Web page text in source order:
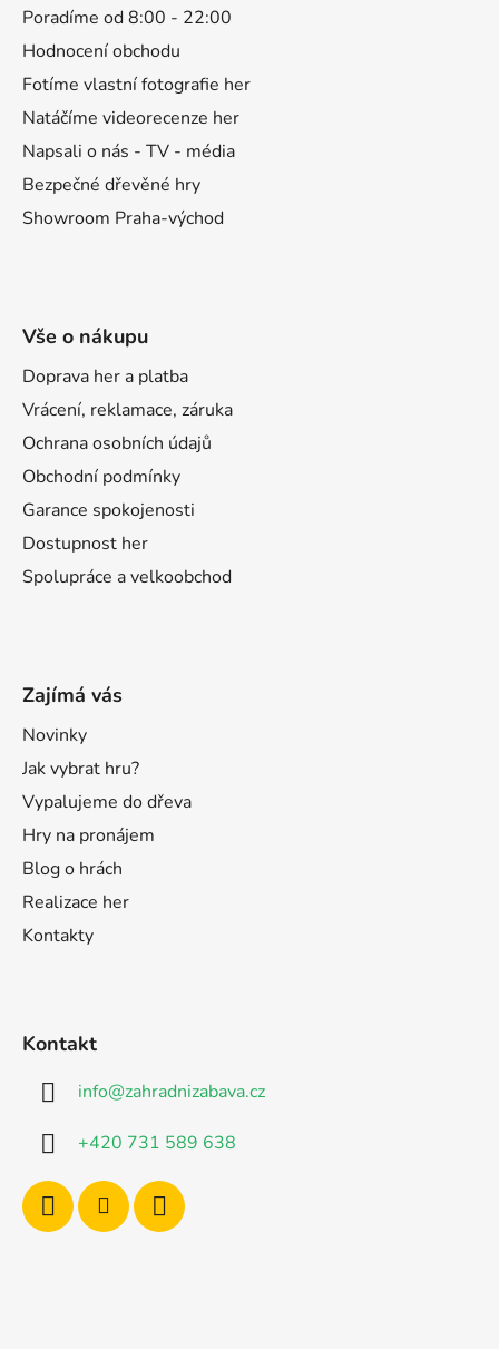
p
Poradíme od 8:00 - 22:00
Hodnocení obchodu
Fotíme vlastní fotografie her
Natáčíme videorecenze her
Napsali o nás - TV - média
Bezpečné dřevěné hry
Showroom Praha-východ
Vše o nákupu
Doprava her a platba
Vrácení, reklamace, záruka
Ochrana osobních údajů
Obchodní podmínky
Garance spokojenosti
Dostupnost her
Spolupráce a velkoobchod
Zajímá vás
Novinky
Jak vybrat hru?
Vypalujeme do dřeva
Hry na pronájem
Blog o hrách
Realizace her
Kontakty
Kontakt
info@zahradnizabava.cz
+420 731 589 638